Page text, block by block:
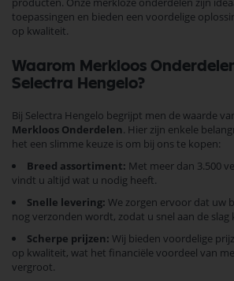
toepassingen en bieden een voordelige
op kwaliteit.
Waarom Merkloos
Selectra Hengelo?
Bij Selectra Hengelo begrijpt men de waarde
Merkloos Onderdelen. Hier zijn enkele
het een slimme keuze is om bij ons te kopen:
Breed assortiment: Met meer dan 3.500
vindt u altijd wat u nodig heeft.
Snelle levering: We zorgen ervoor dat uw
nog verzonden wordt, zodat u snel aan de slag
Scherpe prijzen: Wij bieden voordelige
op kwaliteit, wat het financiële voordeel van
vergroot.